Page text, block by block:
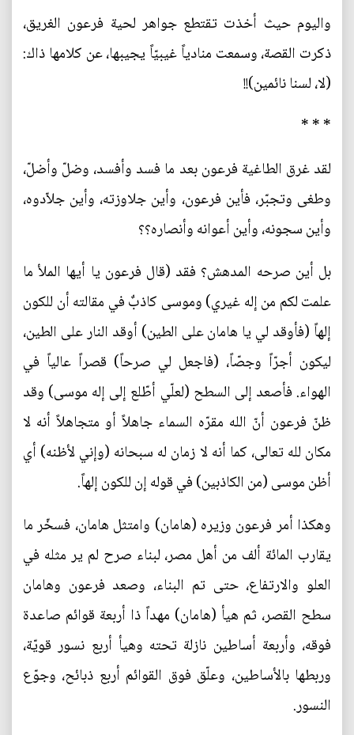
واليوم حيث أخذت تقتطع جواهر لحية فرعون الغريق،
ذكرت القصة، وسمعت منادياً غيبيّاً يجيبها، عن كلامها ذاك:
(لا، لسنا نائمين)!!
* * *
لقد غرق الطاغية فرعون بعد ما فسد وأفسد، وضلّ وأضلّ،
وطغى وتجبّر، فأين فرعون، وأين جلاوزته، وأين جلاّدوه،
وأين سجونه، وأين أعوانه وأنصاره؟؟
بل أين صرحه المدهش؟ فقد (قال فرعون يا أيها الملأ ما
علمت لكم من إله غيري) وموسى كاذبٌ في مقالته أن للكون
إلهاً (فأوقد لي يا هامان على الطين) أوقد النار على الطين،
ليكون أجرّاً وجصّاً، (فاجعل لي صرحاً) قصراً عالياً في
الهواء. فأصعد إلى السطح (لعلّي أطّلع إلى إله موسى) وقد
ظنّ فرعون أنّ الله مقرّه السماء جاهلاً أو متجاهلاً أنه لا
مكان لله تعالى، كما أنه لا زمان له سبحانه (وإني لأظنه) أي
أظن موسى (من الكاذبين) في قوله إن للكون إلهاً.
وهكذا أمر فرعون وزيره (هامان) وامتثل هامان، فسخّر ما
يقارب المائة ألف من أهل مصر، لبناء صرح لم ير مثله في
العلو والارتفاع، حتى تم البناء، وصعد فرعون وهامان
سطح القصر، ثم هيأ (هامان) مهداً ذا أربعة قوائم صاعدة
فوقه، وأربعة أساطين نازلة تحته وهيأ أربع نسور قويّة،
وربطها بالأساطين، وعلّق فوق القوائم أربع ذبائح، وجوّع
النسور.